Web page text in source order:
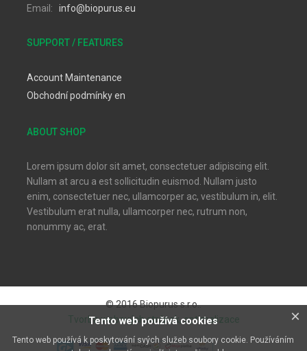
Tento web používá cookies
Tento web používá k poskytování svých služeb soubory cookie. Používáním
×
Email: info@biopurus.eu
SUPPORT / FEATURES
Account Maintenance
Obchodní podmínky en
ABOUT SHOP
Lorem ipsum dolor sit amet, consectetuer adipiscing elit.
Nullam at arcu a est sollicitudin euismod. Nullam justo
enim, consectetuer nec, ullamcorper ac, vestibulum in, elit.
Vestibulum erat nulla, ullamcorper nec, rutrum non,
nonummy ac, erat.
© 2016 Biopurus s.r.o..
Tvorba webových stránek, optimalizace